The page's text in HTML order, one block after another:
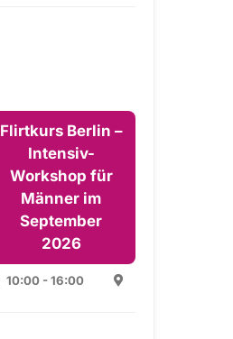
Flirtkurs Berlin –
Intensiv-
Workshop für
Männer im
September
2026
10:00 - 16:00